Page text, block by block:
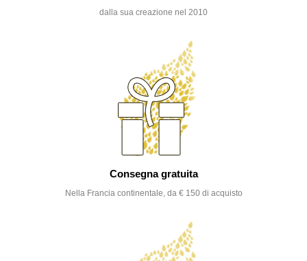
dalla sua creazione nel 2010
Consegna gratuita
Nella Francia continentale, da € 150 di acquisto